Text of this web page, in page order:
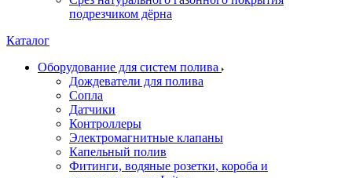
подрезчиком дёрна
Каталог
Оборудование для систем полива
Дождеватели для полива
Сопла
Датчики
Контроллеры
Электромагнитные клапаны
Капельный полив
Фитинги, водяные розетки, короба и